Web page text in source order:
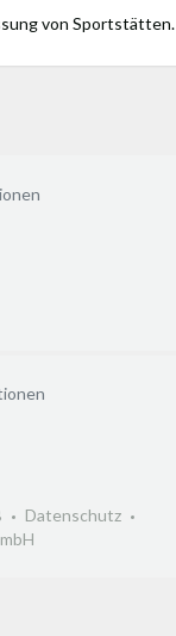
von Sportstätten.
Datenschutz